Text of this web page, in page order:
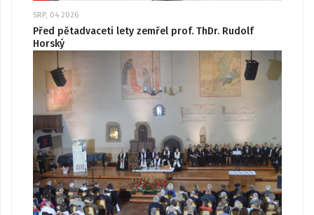
SRP, 04 2026
Před pětadvaceti lety zemřel prof. ThDr. Rudolf
Horský